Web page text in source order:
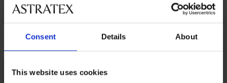
Consent Details About
This website uses cookies
Elegant Charm
24,99 €(48,88 лв.)
класически
25,99 €(50,83 лв.)
бикини Celine
26,99 €(52,79 лв.)